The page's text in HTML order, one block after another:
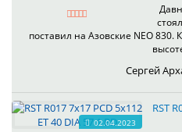
поставил на Азовские NEO 830.
Сергей
02.04.2023
RST